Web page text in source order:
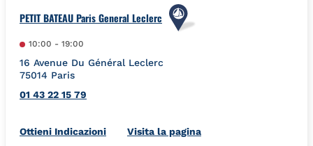
PETIT BATEAU Paris General Leclerc
10:00 - 19:00
16 Avenue Du Général Leclerc
75014 Paris
01 43 22 15 79
Ottieni IndicazioniLink Opens in New Tab
Visita la pagina